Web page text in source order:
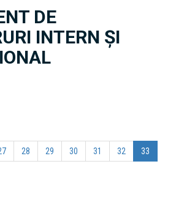
DE
INTERN ȘI
28 29 30 31 32 33